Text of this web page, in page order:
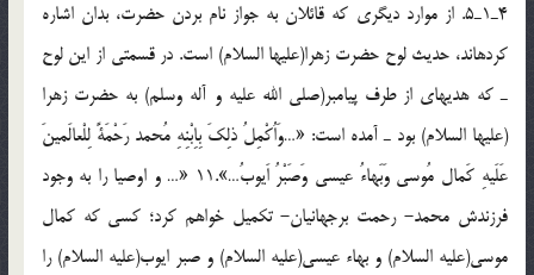
4ـ1ـ5. از موارد ديگري كه قائلان به جواز نام بردن حضرت، بدان اشاره
كرده‏اند، حديث لوح حضرت زهرا(عليها السلام) است. در قسمتي از اين لوح
ـ كه هديه‏اي از طرف پيامبر(صلي الله عليه و آله وسلم) به حضرت زهرا
(عليها السلام) بود ـ آمده است: «…وَاُكْمِلُ ذلِكَ بِاِبْنِهِ مُحمد رَحْمَةً لِلْعالَمينَ
عَلَيهِ كَمال مُوسي وَبَهاءُ عيسي وَصَبْرُ اَيوبُ…».11 «… و اوصيا را به وجود
فرزندش محمد- رحمت برجهانيان- تكميل خواهم كرد؛ كسي كه كمال
موسي(عليه السلام) و بهاء عيسي(عليه السلام) و صبر ايوب(عليه السلام) را